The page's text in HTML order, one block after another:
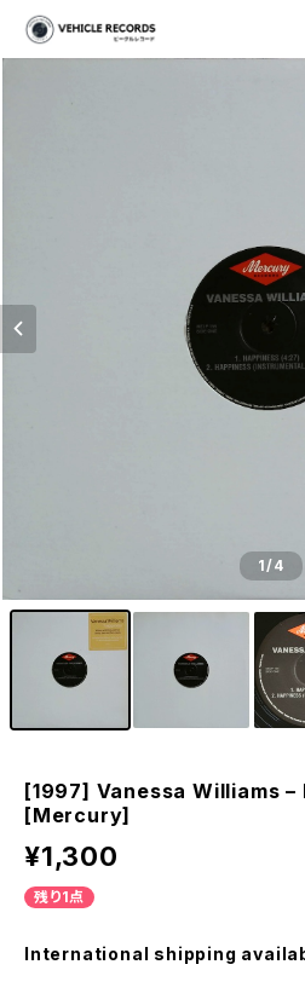
1/4
[1997] Vanessa Williams –
[Mercury]
¥1,300
残り1点
International shipping